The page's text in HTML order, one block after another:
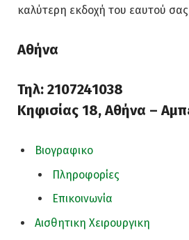
καλύτερη εκδοχή του εαυτού
Αθήνα
Τηλ: 2107241038
Κηφισίας 18, Αθήνα –
Βιογραφικο
Πληροφορίες
Επικοινωνία
Αισθητικη Χειρουργικη